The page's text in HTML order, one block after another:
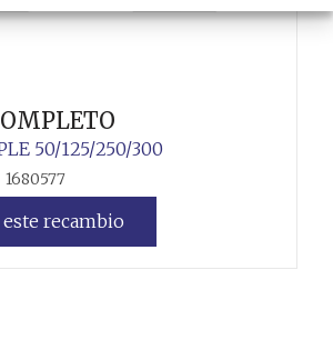
50/125/250/300
1680577
recambio